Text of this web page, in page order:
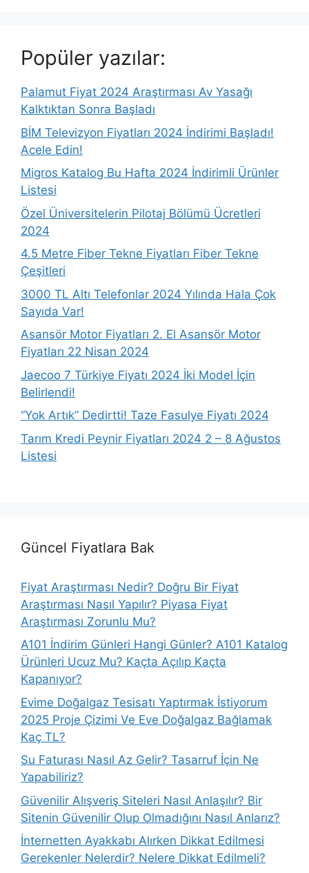
Popüler yazılar:
Palamut Fiyat 2024 Araştırması Av Yasağı
Kalktıktan Sonra Başladı
BİM Televizyon Fiyatları 2024 İndirimi Başladı!
Acele Edin!
Migros Katalog Bu Hafta 2024 İndirimli Ürünler
Listesi
Özel Üniversitelerin Pilotaj Bölümü Ücretleri
2024
4.5 Metre Fiber Tekne Fiyatları Fiber Tekne
Çeşitleri
3000 TL Altı Telefonlar 2024 Yılında Hala Çok
Sayıda Var!
Asansör Motor Fiyatları 2. El Asansör Motor
Fiyatları 22 Nisan 2024
Jaecoo 7 Türkiye Fiyatı 2024 İki Model İçin
Belirlendi!
“Yok Artık” Dedirtti! Taze Fasulye Fiyatı 2024
Tarım Kredi Peynir Fiyatları 2024 2 – 8 Ağustos
Listesi
Güncel Fiyatlara Bak
Fiyat Araştırması Nedir? Doğru Bir Fiyat
Araştırması Nasıl Yapılır? Piyasa Fiyat
Araştırması Zorunlu Mu?
A101 İndirim Günleri Hangi Günler? A101 Katalog
Ürünleri Ucuz Mu? Kaçta Açılıp Kaçta
Kapanıyor?
Evime Doğalgaz Tesisatı Yaptırmak İstiyorum
2025 Proje Çizimi Ve Eve Doğalgaz Bağlamak
Kaç TL?
Su Faturası Nasıl Az Gelir? Tasarruf İçin Ne
Yapabiliriz?
Güvenilir Alışveriş Siteleri Nasıl Anlaşılır? Bir
Sitenin Güvenilir Olup Olmadığını Nasıl Anlarız?
İnternetten Ayakkabı Alırken Dikkat Edilmesi
Gerekenler Nelerdir? Nelere Dikkat Edilmeli?